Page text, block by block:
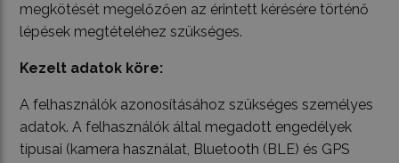
megkötését megelőzően az érintett kérésére történő
lépések megtételéhez szükséges.
Kezelt adatok köre:
A felhasználók azonosításához szükséges személyes
adatok. A felhasználók által megadott engedélyek
típusai (kamera használat, Bluetooth (BLE) és GPS